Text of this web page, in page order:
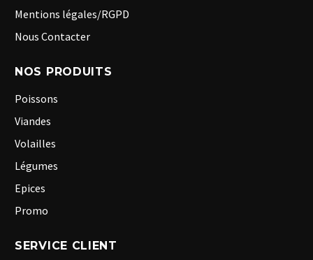
Mentions légales/RGPD
Nous Contacter
NOS PRODUITS
Poissons
Viandes
Volailles
Légumes
Epices
Promo
SERVICE CLIENT